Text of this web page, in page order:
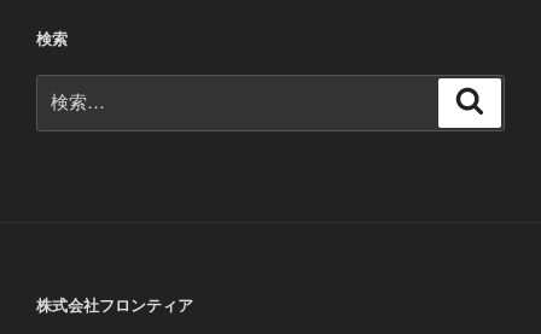
ビ
ー
シ
検索
索:
株式会社フロンティア